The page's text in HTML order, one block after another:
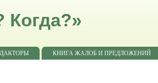
Когда?»
КНИГА ЖАЛОБ И ПРЕДЛОЖЕНИЙ